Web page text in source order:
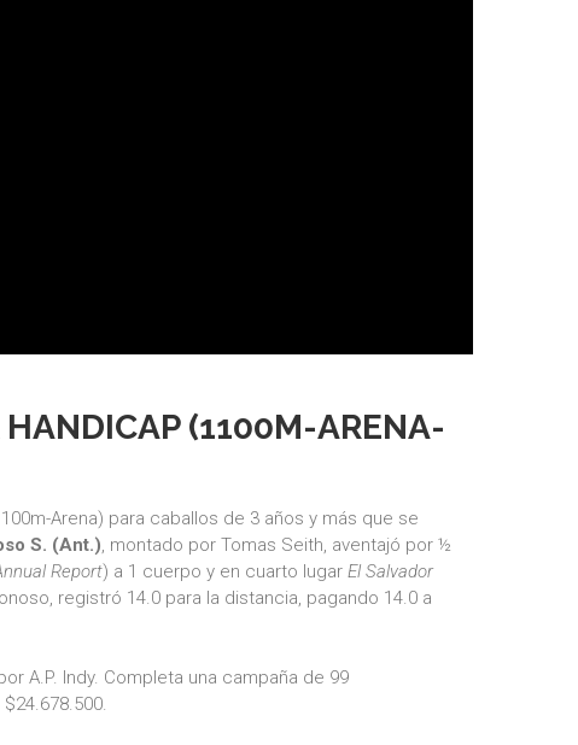
HANDICAP (1100M-ARENA-
Arena) para caballos de 3 años y más que se
S. (Ant.), montado por Tomas Seith, aventajó por ½
Report) a 1 cuerpo y en cuarto lugar El Salvador
registró 14.0 para la distancia, pagando 14.0 a
A.P. Indy. Completa una campaña de 99